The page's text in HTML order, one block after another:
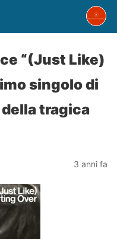
“(Just Like)
singolo di
tragica
3 anni fa